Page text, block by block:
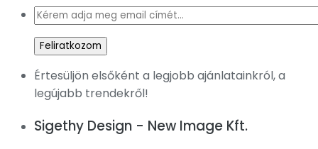
Értesüljön elsőként a legjobb ajánlatainkról, a
legújabb trendekről!
Sigethy Design - New Image Kft.